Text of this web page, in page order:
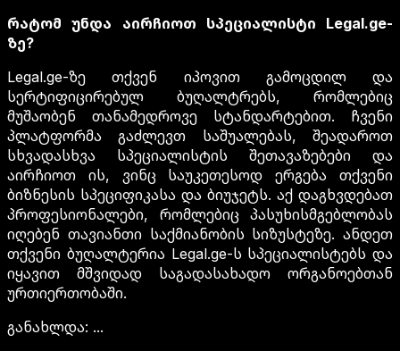
რატომ უნდა აირჩიოთ სპეციალისტი Legal.ge-
ზე?
Legal.ge-ზე თქვენ იპოვით გამოცდილ და
სერტიფიცირებულ ბუღალტრებს, რომლებიც
მუშაობენ თანამედროვე სტანდარტებით. ჩვენი
პლატფორმა გაძლევთ საშუალებას, შეადაროთ
სხვადასხვა სპეციალისტის შეთავაზებები და
აირჩიოთ ის, ვინც საუკეთესოდ ერგება თქვენი
ბიზნესის სპეციფიკასა და ბიუჯეტს. აქ დაგხვდებათ
პროფესიონალები, რომლებიც პასუხისმგებლობას
იღებენ თავიანთი საქმიანობის სიზუსტეზე. ანდეთ
თქვენი ბუღალტერია Legal.ge-ს სპეციალისტებს და
იყავით მშვიდად საგადასახადო ორგანოებთან
ურთიერთობაში.
განახლდა: ...